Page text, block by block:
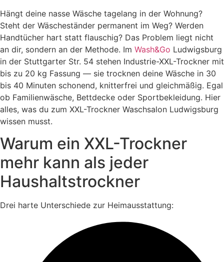
Hängt deine nasse Wäsche tagelang in der Wohnung?
Steht der Wäscheständer permanent im Weg? Werden
Handtücher hart statt flauschig? Das Problem liegt nicht
an dir, sondern an der Methode. Im Wash&Go Ludwigsburg
in der Stuttgarter Str. 54 stehen Industrie-XXL-Trockner mit
bis zu 20 kg Fassung — sie trocknen deine Wäsche in 30
bis 40 Minuten schonend, knitterfrei und gleichmäßig. Egal
ob Familienwäsche, Bettdecke oder Sportbekleidung. Hier
alles, was du zum XXL-Trockner Waschsalon Ludwigsburg
wissen musst.
Warum ein XXL-Trockner
mehr kann als jeder
Haushaltstrockner
Drei harte Unterschiede zur Heimausstattung: